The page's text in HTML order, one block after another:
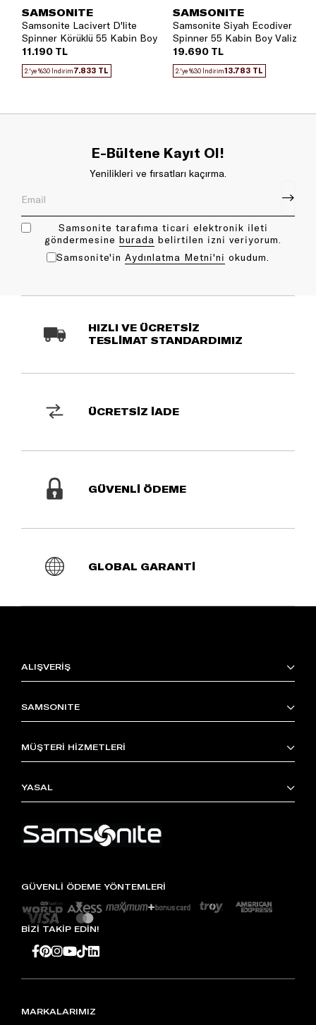
SAMSONITE
Samsonite Lacivert D'lite
Spinner Körüklü 55 Kabin Boy
Valiz
11.190 TL
2.'ye %30 İndirim7.833 TL
SAMSONITE
Samsonite Siyah Ecodiver
Spinner 55 Kabin Boy Valiz
19.690 TL
2.'ye %30 İndirim13.783 TL
E-Bültene Kayıt Ol!
Yenilikleri ve fırsatları kaçırma.
Samsonite tarafıma ticari elektronik ileti
göndermesine bu rada belirtilen izni veriyorum.
Samsonite'in Aydınlatma Metni'ni okudum.
HIZLI VE ÜCRETSİZ
TESLİMAT STANDARDIMIZ
ÜCRETSİZ İADE
GÜVENLİ ÖDEME
GLOBAL GARANTİ
ALIŞVERİŞ
SAMSONITE
MÜŞTERİ HİZMETLERİ
YASAL
GÜVENLİ ÖDEME YÖNTEMLERİ
BİZİ TAKİP EDİN!
MARKALARIMIZ